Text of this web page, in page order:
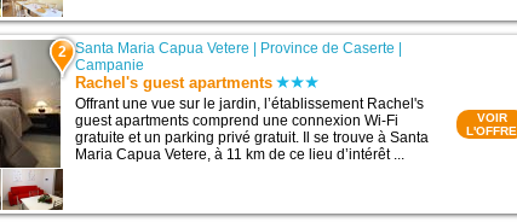
2 Santa Maria Capua Vetere | Province de Caserte |
Campanie
Rachel's guest apartments
Offrant une vue sur le jardin, l’établissement Rachel's
guest apartments comprend une connexion Wi-Fi
gratuite et un parking privé gratuit. Il se trouve à Santa
Maria Capua Vetere, à 11 km de ce lieu d’intérêt ...
VOIR
L'OFFRE